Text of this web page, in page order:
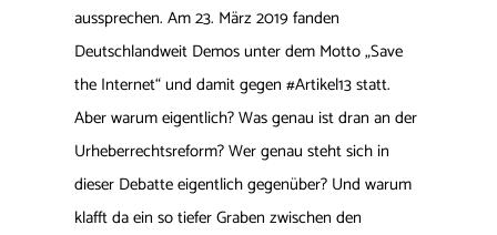
aussprechen. Am 23. März 2019 fanden
Deutschlandweit Demos unter dem Motto „Save
the Internet“ und damit gegen #Artikel13 statt.
Aber warum eigentlich? Was genau ist dran an der
Urheberrechtsreform? Wer genau steht sich in
dieser Debatte eigentlich gegenüber? Und warum
klafft da ein so tiefer Graben zwischen den